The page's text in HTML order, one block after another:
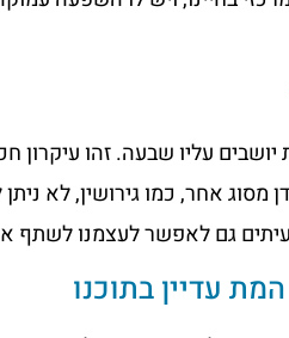
עליו שבעה. זהו עיקרון
מסוג אחר, כמו גירושין, לא
גם לאפשר לעצמנו לשתף